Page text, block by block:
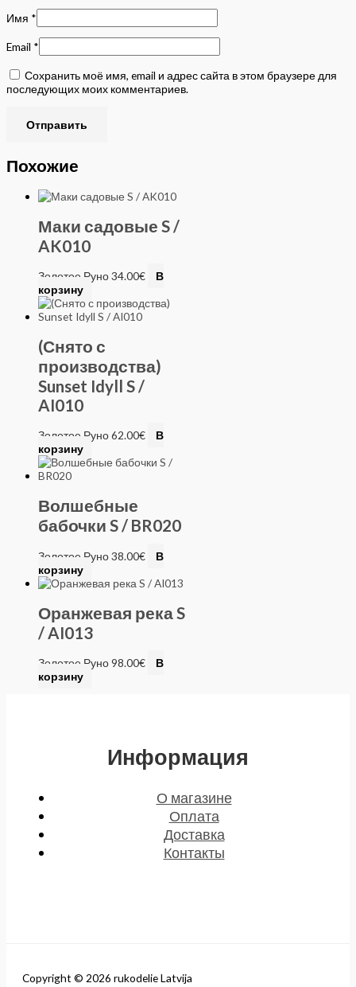
Имя *
Email *
Сохранить моё имя, email и адрес сайта в этом браузере для
последующих моих комментариев.
Похожие
Маки садовые S /
AK010
Золотое Руно34.00€
В
корзину
(Снято с
производства)
Sunset Idyll S /
AI010
Золотое Руно62.00€
В
корзину
Волшебные
бабочки S / BR020
Золотое Руно38.00€
В
корзину
Оранжевая река S
/ AI013
Золотое Руно98.00€
В
корзину
Информация
О магазине
Оплата
Доставка
Контакты
Copyright © 2026 rukodelie Latvija